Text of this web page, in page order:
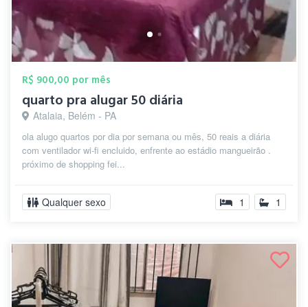
R$ 900,00 por mês
quarto pra alugar 50 diária
Atalaia, Belém - PA
ola alugo quartos por dia por semana ou mês, 50 reais a diária
com ventilador wi-fi encluido, enfrente ao estádio mangueirão .
próximo de shopping fei...
Qualquer sexo 1 1